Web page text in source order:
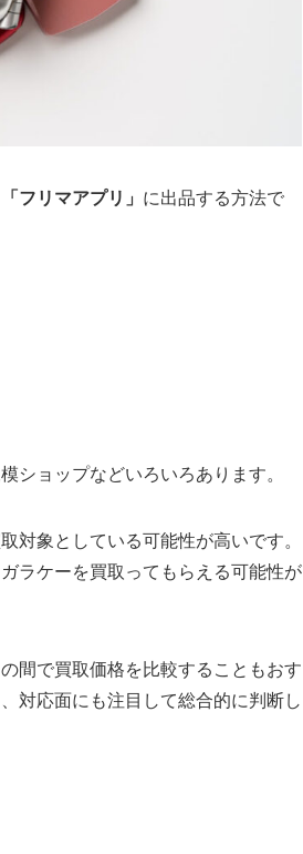
「フリマアプリ」 に出品する方法で
ショップなどいろいろあります。
対象としている可能性が高いです。
ラケーを買取ってもらえる可能性が
間で買取価格を比較することもおす
対応面にも注目して総合的に判断し